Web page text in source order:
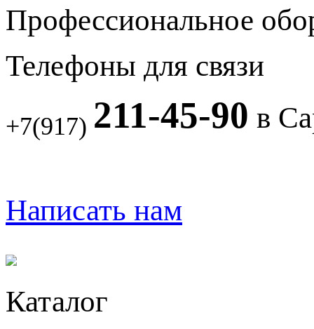
Профессиональное
Телефоны для связи
+7(917) 211-45-90 в
Написать нам
Каталог